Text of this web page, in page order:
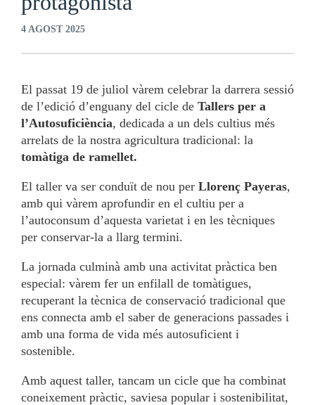
4 AGOST 2025
El passat 19 de juliol vàrem celebrar la darrera sessió
de l’edició d’enguany del cicle de Tallers per a
l’Autosuficiència, dedicada a un dels cultius més
arrelats de la nostra agricultura tradicional: la
tomàtiga de ramellet.
El taller va ser conduït de nou per Llorenç Payeras,
amb qui vàrem aprofundir en el cultiu per a
l’autoconsum d’aquesta varietat i en les tècniques
per conservar-la a llarg termini.
La jornada culminà amb una activitat pràctica ben
especial: vàrem fer un enfilall de tomàtigues,
recuperant la tècnica de conservació tradicional que
ens connecta amb el saber de generacions passades i
amb una forma de vida més autosuficient i
sostenible.
Amb aquest taller, tancam un cicle que ha combinat
coneixement pràctic, saviesa popular i sostenibilitat,